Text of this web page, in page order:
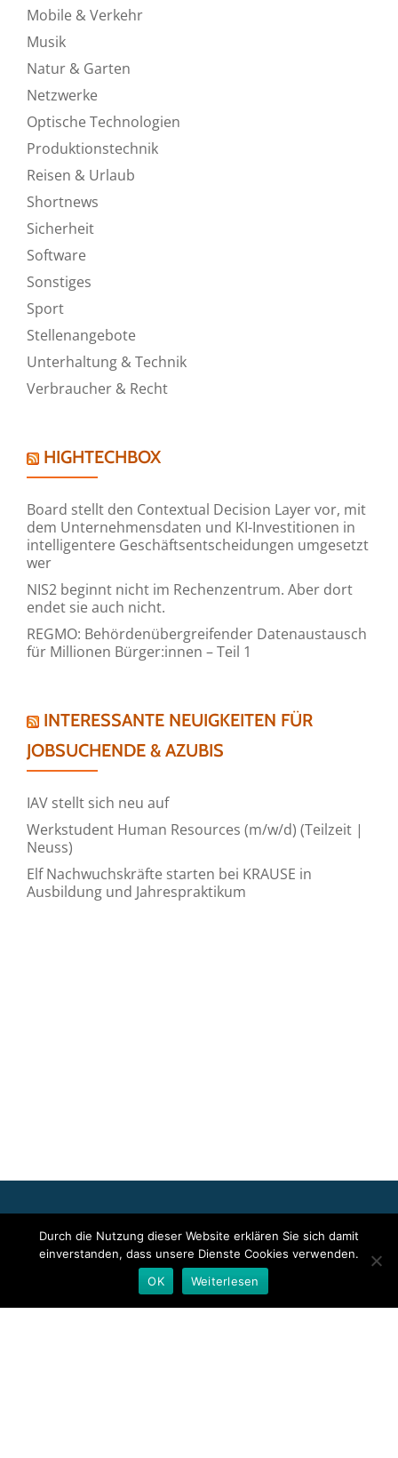
Mobile & Verkehr
Musik
Natur & Garten
Netzwerke
Optische Technologien
Produktionstechnik
Reisen & Urlaub
Shortnews
Sicherheit
Software
Sonstiges
Sport
Stellenangebote
Unterhaltung & Technik
Verbraucher & Recht
HIGHTECHBOX
Board stellt den Contextual Decision Layer vor, mit
dem Unternehmensdaten und KI-Investitionen in
intelligentere Geschäftsentscheidungen umgesetzt
wer
NIS2 beginnt nicht im Rechenzentrum. Aber dort
endet sie auch nicht.
REGMO: Behördenübergreifender Datenaustausch
für Millionen Bürger:innen – Teil 1
INTERESSANTE NEUIGKEITEN FÜR
JOBSUCHENDE & AZUBIS
IAV stellt sich neu auf
Werkstudent Human Resources (m/w/d) (Teilzeit |
Neuss)
Elf Nachwuchskräfte starten bei KRAUSE in
Ausbildung und Jahrespraktikum
Event bzw. das Stellenangebot sowie für das angezeigte Bild- und
Tonmaterial ist allein der jeweils angegebene Herausgeber
verantwortlich. Dieser ist in der Regel auch Urheber der
Pressetexte sowie der angehängten Bild-, Ton- und
Durch die Nutzung dieser Website erklären Sie sich damit
einverstanden, dass unsere Dienste Cookies verwenden.
OK
Weiterlesen